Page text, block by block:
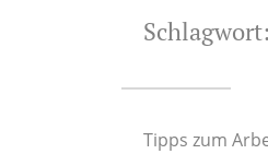
Schlagwort:
Tipps zum